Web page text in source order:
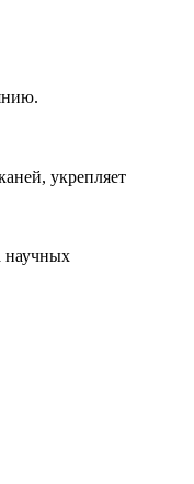
укрепляет
научных